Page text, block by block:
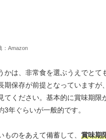
：Amazon
かは、非常食を選ぶうえでとて
期保存が前提となっていますが
てください。基本的に賞味期限
年ぐらいが一般的です。
ものをあえて備蓄して、 賞味期